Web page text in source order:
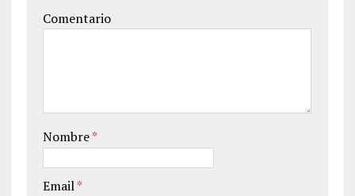
Comentario
Nombre*
Email*